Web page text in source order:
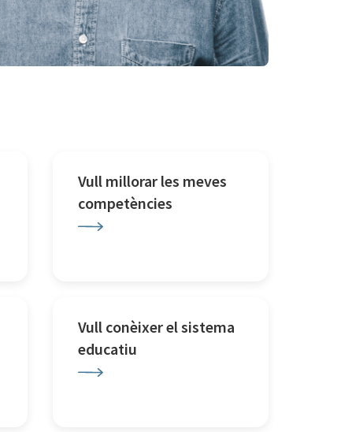
Vull millorar les meves
competències
Vull conèixer el sistema
educatiu